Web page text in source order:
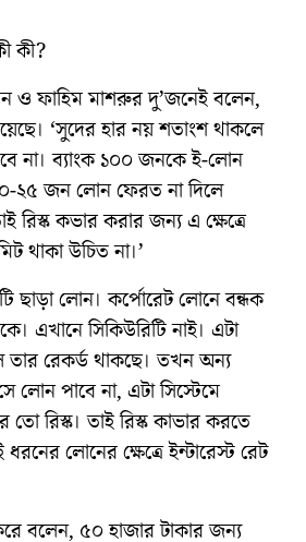
কী?
ও ফাহিম মাশরুর দু’জনেই বলেন,
‘সুদের হার নয় শতাংশ থাকলে
না। ব্যাংক ১০০ জনকে ই-লোন
২৫ জন লোন ফেরত না দিলে
রিস্ক কভার করার জন্য এ ক্ষেত্রে
থাকা উচিত না।’
ছাড়া লোন। কর্পোরেট লোনে বন্ধক
এখানে সিকিউরিটি নাই। এটা
তার রেকর্ড থাকছে। তখন অন্য
লোন পাবে না, এটা সিস্টেমে
তো রিস্ক। তাই রিস্ক কাভার করতে
লোনের ক্ষেত্রে ইন্টারেস্ট রেট
বলেন, ৫০ হাজার টাকার জন্য